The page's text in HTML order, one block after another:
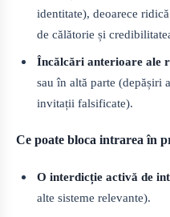
identitate), deoarece
de călătorie și
Încălcări anterioare ale
sau în altă parte (depășiri
invitații falsificate).
Ce poate bloca intrarea în
O interdicție activă de
alte sisteme relevante).